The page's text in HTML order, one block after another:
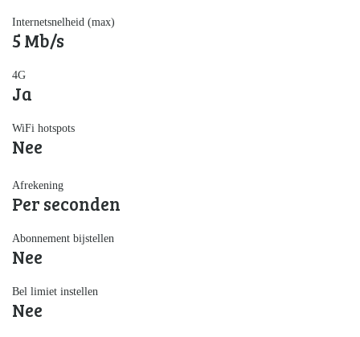
Internetsnelheid (max)
5 Mb/s
4G
Ja
WiFi hotspots
Nee
Afrekening
Per seconden
Abonnement bijstellen
Nee
Bel limiet instellen
Nee